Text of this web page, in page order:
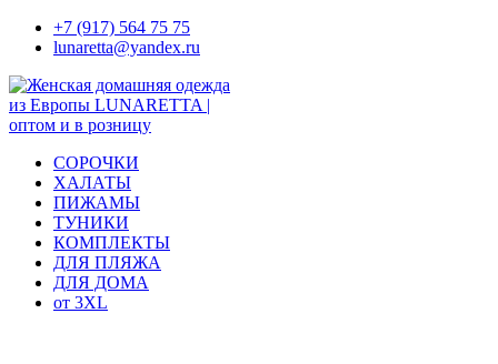
+7 (917) 564 75 75
lunaretta@yandex.ru
СОРОЧКИ
ХАЛАТЫ
ПИЖАМЫ
ТУНИКИ
КОМПЛЕКТЫ
ДЛЯ ПЛЯЖА
ДЛЯ ДОМА
от 3XL